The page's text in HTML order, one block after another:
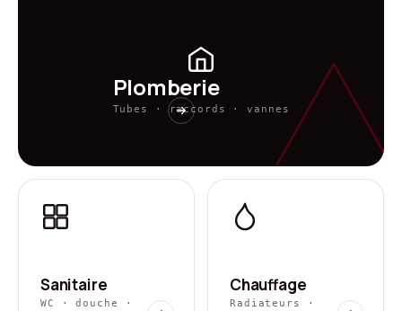
Plomberie
Tubes · raccords · vannes
Sanitaire
WC · douche ·
Chauffage
Radiateurs ·